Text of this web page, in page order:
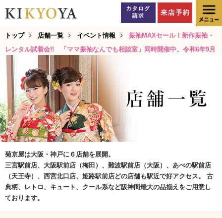
トップ 店舗一覧 イベント情報
振袖MAXセール！新作振袖・
レンタル試着会!! 「ママ振袖なんでも相談室」同時開催中。令和6年9月
菊京屋は大阪・神戸に６店舗を展開。
三宮駅前店、大阪駅前店（梅田）、難波駅前店（大阪）、あべの駅前店
（天王寺）、西宮北口店、姫路駅前店どの店舗も駅近で好アクセス。 古
典柄、レトロ、キュート、クール系など阪神間最大の品揃えをご用意し
ております。